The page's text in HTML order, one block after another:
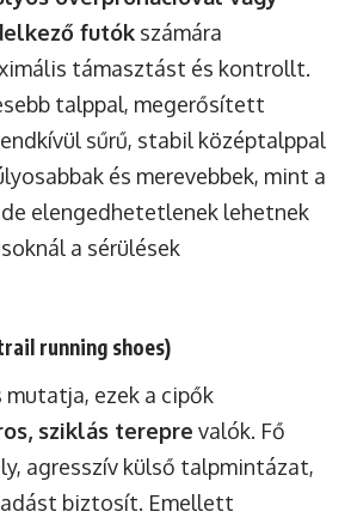
futók számára
támasztást és kontrollt.
talppal, megerősített
sűrű, stabil középtalppal
és merevebbek, mint a
elengedhetetlenek lehetnek
a sérülések
running shoes)
mutatja, ezek a cipők
sziklás terepre valók. Fő
agresszív külső talpmintázat,
biztosít. Emellett